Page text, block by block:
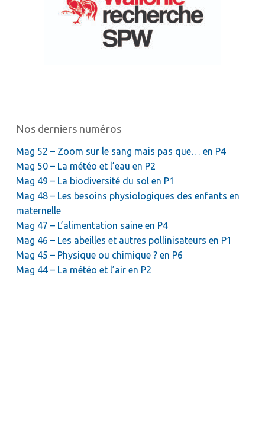
Nos derniers numéros
Mag 52 – Zoom sur le sang mais pas que… en P4
Mag 50 – La météo et l’eau en P2
Mag 49 – La biodiversité du sol en P1
Mag 48 – Les besoins physiologiques des enfants en
maternelle
Mag 47 – L’alimentation saine en P4
Mag 46 – Les abeilles et autres pollinisateurs en P1
Mag 45 – Physique ou chimique ? en P6
Mag 44 – La météo et l’air en P2